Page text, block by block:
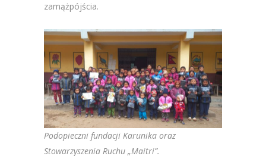
zamążpójścia.
Podopieczni fundacji Karunika oraz
Stowarzyszenia Ruchu „Maitri”.